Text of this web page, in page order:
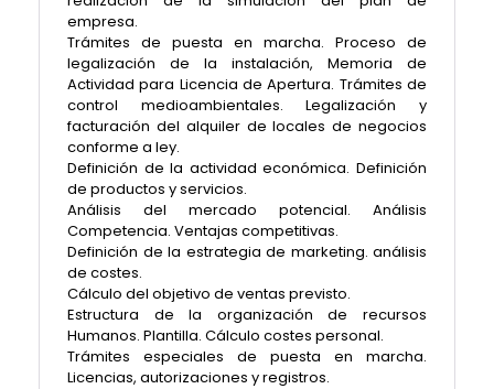
empresa.
Trámites de puesta en marcha. Proceso de
legalización de la instalación, Memoria de
Actividad para Licencia de Apertura. Trámites de
control medioambientales. Legalización y
facturación del alquiler de locales de negocios
conforme a ley.
Definición de la actividad económica. Definición
de productos y servicios.
Análisis del mercado potencial. Análisis
Competencia. Ventajas competitivas.
Definición de la estrategia de marketing. análisis
de costes.
Cálculo del objetivo de ventas previsto.
Estructura de la organización de recursos
Humanos. Plantilla. Cálculo costes personal.
Trámites especiales de puesta en marcha.
Licencias, autorizaciones y registros.